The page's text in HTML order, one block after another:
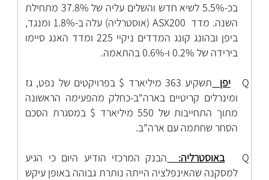
בכ-5.5% לשיא חדש והשלים עליה של 37.8% מתחילת
השנה. מדד
ASX200 (אוסטרליה) עלה ב-1.8% ומנגד,
ביפן ובהונג קונג המדדים ניקיי 225 ומדד האנג סיימו
בירידה של 0.2% ו-0.6% בהתאמה.
Q יפן
תשקיע 363 מיליארד $ בפרויקטים של נפט, גז
ומינרלים קריטיים בארה"ב-כחלק מהפעימה הראשונה
מתוך התחייבות של 550 מיליארד $ במסגרת הסכם
הסחר שחתמה עם ארה"ב.
Q באוסטרליה: הבנק המרכזי הודיע היום כי הגיע
למסקנה שהאינפלציה הייתה נותרת גבוהה באופן עיקש